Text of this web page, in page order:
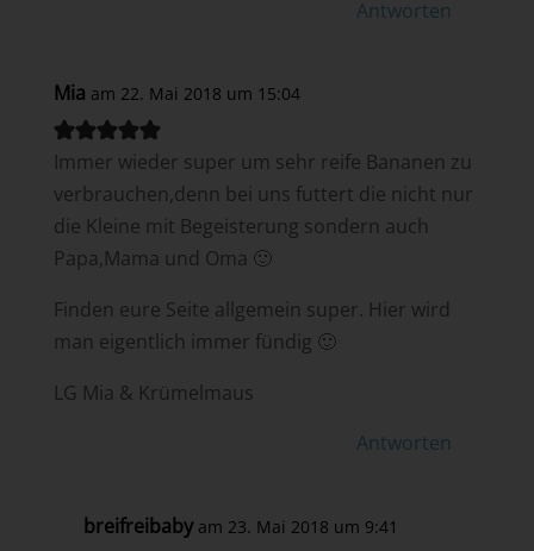
Antworten
Mia am 22. Mai 2018 um 15:04
Immer wieder super um sehr reife Bananen zu
verbrauchen,denn bei uns futtert die nicht nur
die Kleine mit Begeisterung sondern auch
Papa,Mama und Oma 🙂
Finden eure Seite allgemein super. Hier wird
man eigentlich immer fündig 🙂
LG Mia & Krümelmaus
Antworten
breifreibaby am 23. Mai 2018 um 9:41